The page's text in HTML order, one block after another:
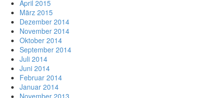
April 2015
März 2015
Dezember 2014
November 2014
Oktober 2014
September 2014
Juli 2014
Juni 2014
Februar 2014
Januar 2014
November 2013